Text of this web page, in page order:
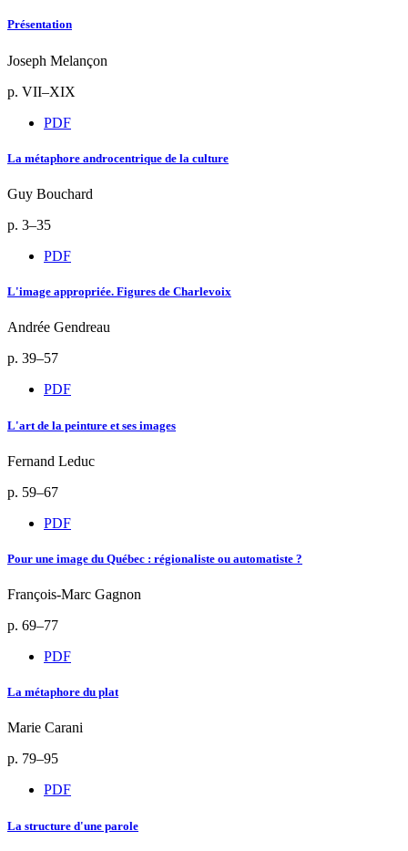
Présentation
Joseph Melançon
p. VII–XIX
PDF
La métaphore androcentrique de la culture
Guy Bouchard
p. 3–35
PDF
L'image appropriée. Figures de Charlevoix
Andrée Gendreau
p. 39–57
PDF
L'art de la peinture et ses images
Fernand Leduc
p. 59–67
PDF
Pour une image du Québec : régionaliste ou automatiste ?
François-Marc Gagnon
p. 69–77
PDF
La métaphore du plat
Marie Carani
p. 79–95
PDF
La structure d'une parole